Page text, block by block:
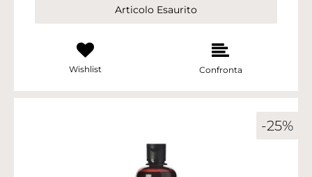
Articolo Esaurito
Wishlist Confronta
-25%